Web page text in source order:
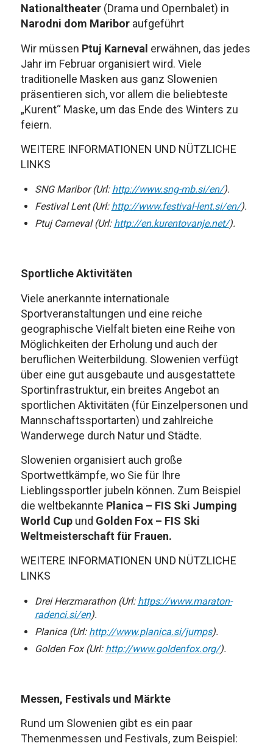
Nationaltheater(Drama und Opernbalet) in
Narodni dom Mariboraufgeführt
Wir müssen Ptuj Karneval erwähnen, das jedes
Jahr im Februar organisiert wird. Viele
traditionelle Masken aus ganz Slowenien
präsentieren sich, vor allem die beliebteste
„Kurent“ Maske, um das Ende des Winters zu
feiern.
WEITERE INFORMATIONEN UND NÜTZLICHE
LINKS
SNG Maribor (Url: http://www.sng-mb.si/en/).
Festival Lent (Url: http://www.festival-lent.si/en/).
Ptuj Carneval (Url: http://en.kurentovanje.net/).
Sportliche Aktivitäten
Viele anerkannte internationale
Sportveranstaltungen und eine reiche
geographische Vielfalt bieten eine Reihe von
Möglichkeiten der Erholung und auch der
beruflichen Weiterbildung. Slowenien verfügt
über eine gut ausgebaute und ausgestattete
Sportinfrastruktur, ein breites Angebot an
sportlichen Aktivitäten (für Einzelpersonen und
Mannschaftssportarten) und zahlreiche
Wanderwege durch Natur und Städte.
Slowenien organisiert auch große
Sportwettkämpfe, wo Sie für Ihre
Lieblingssportler jubeln können. Zum Beispiel
die weltbekannte Planica – FIS Ski Jumping
World Cupund Golden Fox – FIS Ski
Weltmeisterschaft für Frauen.
WEITERE INFORMATIONEN UND NÜTZLICHE
LINKS
Drei Herzmarathon (Url: https://www.maraton-
radenci.si/en).
Planica (Url: http://www.planica.si/jumps).
Golden Fox (Url: http://www.goldenfox.org/).
Messen, Festivals und Märkte
Rund um Slowenien gibt es ein paar
Themenmessen und Festivals, zum Beispiel: